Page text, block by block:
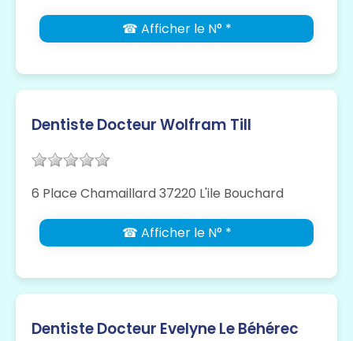
☎ Afficher le N° *
Dentiste Docteur Wolfram Till
6 Place Chamaillard 37220 L'ile Bouchard
☎ Afficher le N° *
Dentiste Docteur Evelyne Le Béhérec